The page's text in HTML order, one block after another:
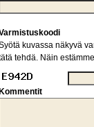
kuvassa näkyvä
tehdä. Näin
Kommentit